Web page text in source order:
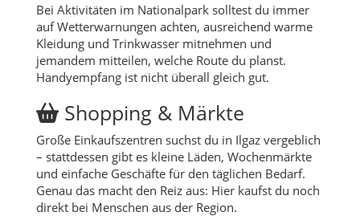
Bei Aktivitäten im Nationalpark solltest du immer
auf Wetterwarnungen achten, ausreichend warme
Kleidung und Trinkwasser mitnehmen und
jemandem mitteilen, welche Route du planst.
Handyempfang ist nicht überall gleich gut.
Shopping & Märkte
Große Einkaufszentren suchst du in Ilgaz vergeblich
– stattdessen gibt es kleine Läden, Wochenmärkte
und einfache Geschäfte für den täglichen Bedarf.
Genau das macht den Reiz aus: Hier kaufst du noch
direkt bei Menschen aus der Region.